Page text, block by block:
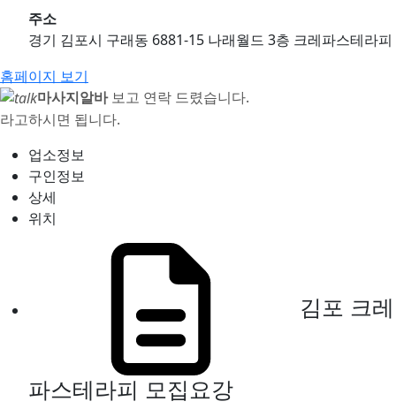
주소
경기 김포시 구래동 6881-15 나래월드 3층 크레파스테라피
홈페이지 보기
마사지알바보고 연락 드렸습니다.
라고하시면 됩니다.
업소정보
구인정보
상세
위치
김포 크레
파스테라피 모집요강